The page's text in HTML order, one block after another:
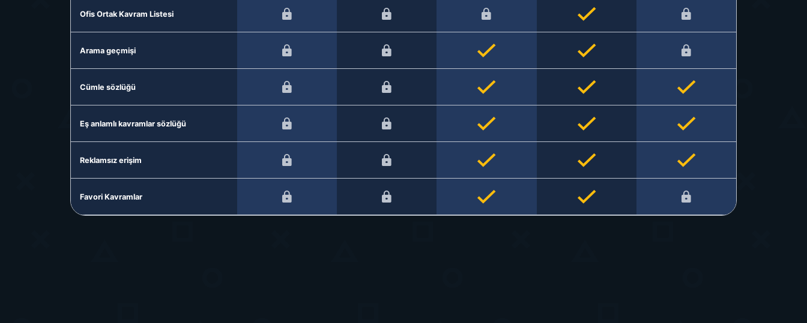
Ofis Ortak Kavram Listesi
Arama geçmişi
Cümle sözlüğü
Eş anlamlı kavramlar sözlüğü
Reklamsız erişim
Favori Kavramlar